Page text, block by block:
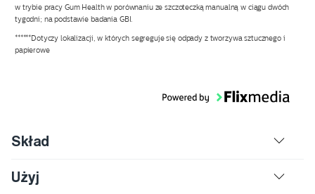
w trybie pracy Gum Health w porównaniu ze szczoteczką manualną w ciągu dwóch
tygodni; na podstawie badania GBI.
******Dotyczy lokalizacji, w których segreguje się odpady z tworzywa sztucznego i
papierowe
Skład
Użyj